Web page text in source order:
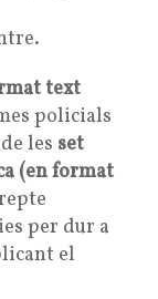
text
policials
les set
(en format
per dur a
el